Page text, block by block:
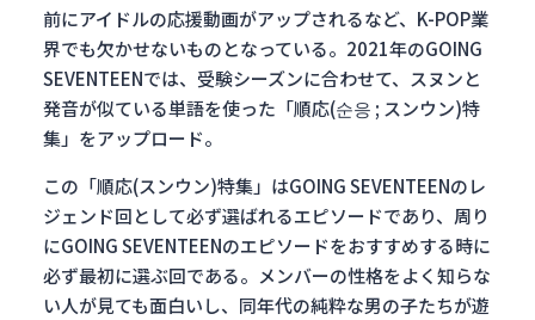
前にアイドルの応援動画がアップされるなど、K-POP業
界でも欠かせないものとなっている。2021年のGOING
SEVENTEENでは、受験シーズンに合わせて、スヌンと
発音が似ている単語を使った「順応(순응 ; スンウン)特
集」をアップロード。
この「順応(スンウン)特集」はGOING SEVENTEENのレ
ジェンド回として必ず選ばれるエピソードであり、周り
にGOING SEVENTEENのエピソードをおすすめする時に
必ず最初に選ぶ回である。メンバーの性格をよく知らな
い人が見ても面白いし、同年代の純粋な男の子たちが遊